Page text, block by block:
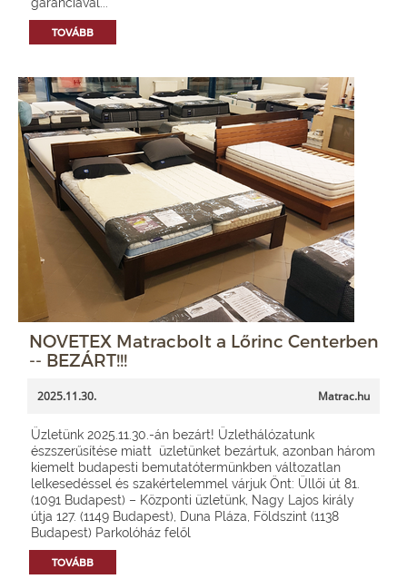
TOVÁBB
NOVETEX Matracbolt a Lőrinc Centerben
-- BEZÁRT!!!
2025.11.30. Matrac.hu
Üzletünk 2025.11.30.-án bezárt! Üzlethálózatunk
észszerűsítése miatt üzletünket bezártuk, azonban három
kiemelt budapesti bemutatótermünkben változatlan
lelkesedéssel és szakértelemmel várjuk Önt: Üllői út 81.
(1091 Budapest) – Központi üzletünk, Nagy Lajos király
útja 127. (1149 Budapest), Duna Pláza, Földszint (1138
Budapest) Parkolóház felől
TOVÁBB